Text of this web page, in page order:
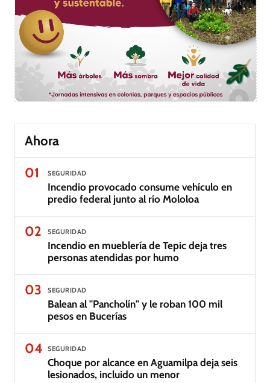
Ahora
01
SEGURIDAD
Incendio provocado consume vehículo en
predio federal junto al río Mololoa
02 SEGURIDAD
Incendio en mueblería de Tepic deja tres
personas atendidas por humo
03 SEGURIDAD
Balean al "Pancholín" y le roban 100 mil
pesos en Bucerías
04 SEGURIDAD
Choque por alcance en Aguamilpa deja seis
lesionados, incluido un menor